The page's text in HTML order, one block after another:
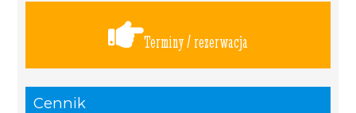
Terminy / rezerwacja
Cennik